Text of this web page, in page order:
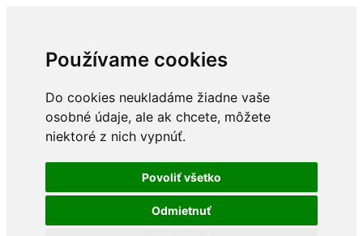
Používame cookies
Do cookies neukladáme žiadne vaše
osobné údaje, ale ak chcete, môžete
niektoré z nich vypnúť.
Povoliť všetko
Odmietnuť